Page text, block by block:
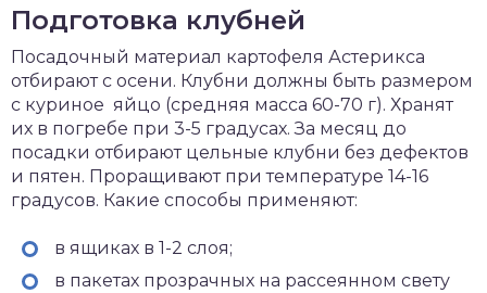
Подготовка клубней
Посадочный материал картофеля Астерикса
отбирают с осени. Клубни должны быть размером
с куриное яйцо (средняя масса 60-70 г). Хранят
их в погребе при 3-5 градусах. За месяц до
посадки отбирают цельные клубни без дефектов
и пятен. Проращивают при температуре 14-16
градусов. Какие способы применяют:
в ящиках в 1-2 слоя;
в пакетах прозрачных на рассеянном свету